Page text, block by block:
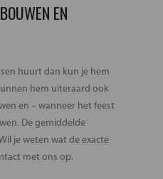
EN
huurt dan kun je hem
hem uiteraard ook
en – wanneer het feest
De gemiddelde
je weten wat de exacte
met ons op.